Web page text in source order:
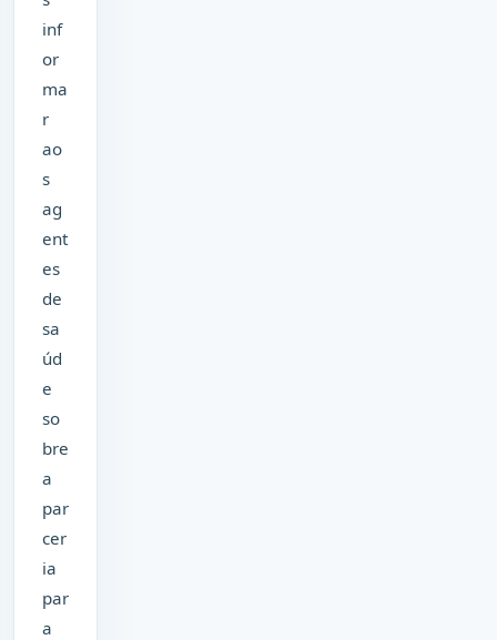
inf
or
ma
r
ao
s
ag
ent
es
de
sa
úd
e
so
bre
a
par
cer
ia
par
a